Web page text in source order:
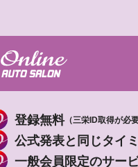
登録無料（三栄ID取得が必要
公式発表と同じタイ
一般会員限定のサー